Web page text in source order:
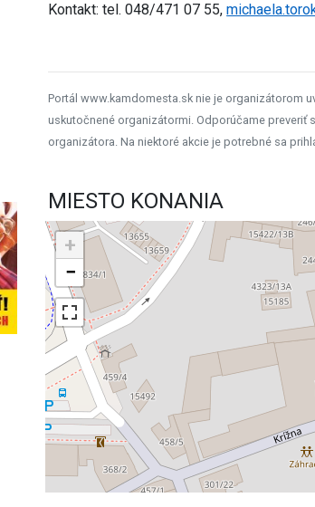
Kontakt: tel. 048/471 07 55,
Portál www.kamdomesta.sk nie je organizátorom
uskutočnené organizátormi. Odporúčame preveriť
organizátora. Na niektoré akcie je potrebné sa
MIESTO KONANIA
+
−